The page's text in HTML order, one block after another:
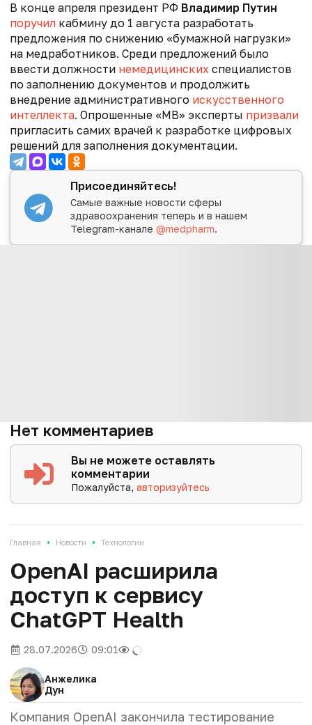
В конце апреля президент РФ Владимир Путин
поручил кабмину до 1 августа разработать
предложения по снижению «бумажной нагрузки»
на медработников. Среди предложений было
ввести должности немедицинских специалистов
по заполнению документов и продолжить
внедрение административного искусственного
интеллекта. Опрошенные «МВ» эксперты призвали
пригласить самих врачей к разработке цифровых
решений для заполнения документации.
Присоединяйтесь!
Самые важные новости сферы
здравоохранения теперь и в нашем
Telegram-канале@medpharm.
Нет комментариев
Вы не можете оставлять
комментарии
Пожалуйста,авторизуйтесь
Главная • Новости • Технологии
OpenAI расширила
доступ к сервису
ChatGPT Health
28.07.2026 09:01
Анжелика
Дун
Компания OpenAI закончила тестирование